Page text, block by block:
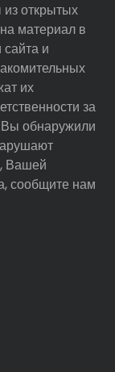
открытых
материал в
и
их
за
обнаружили
Вашей
сообщите нам